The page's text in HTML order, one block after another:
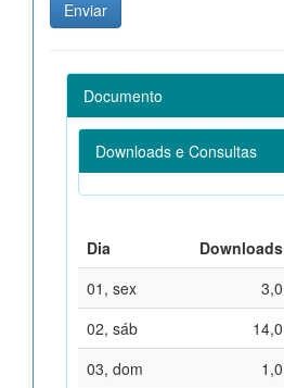
Documento
Downloads e Consultas
Dia Downloads
01, sex
3,0
02, sáb
14,0
03, dom
1,0